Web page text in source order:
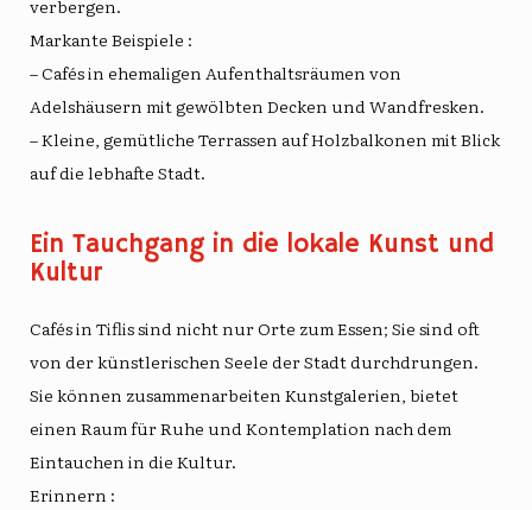
verbergen.
Markante Beispiele :
– Cafés in ehemaligen Aufenthaltsräumen von
Adelshäusern mit gewölbten Decken und Wandfresken.
– Kleine, gemütliche Terrassen auf Holzbalkonen mit Blick
auf die lebhafte Stadt.
Ein Tauchgang in die lokale Kunst und
Kultur
Cafés in Tiflis sind nicht nur Orte zum Essen; Sie sind oft
von der künstlerischen Seele der Stadt durchdrungen.
Sie können zusammenarbeiten Kunstgalerien , bietet
einen Raum für Ruhe und Kontemplation nach dem
Eintauchen in die Kultur.
Erinnern :